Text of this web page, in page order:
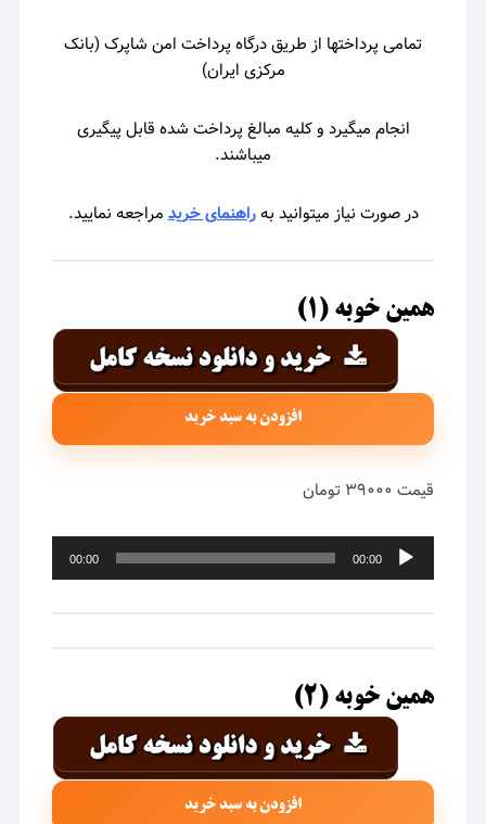
تمامی پرداختها از طریق درگاه پرداخت امن شاپرک (بانک
مرکزی ایران)
انجام میگیرد و کلیه مبالغ پرداخت شده قابل پیگیری
میباشند.
در صورت نیاز میتوانید به راهنمای خریدمراجعه نمایید.
همین خوبه (۱)
افزودن به سبد خرید
قیمت ۳۹۰۰۰ تومان
پخش‌کننده
صوت
00:00
00:00
همین خوبه (۲)
افزودن به سبد خرید